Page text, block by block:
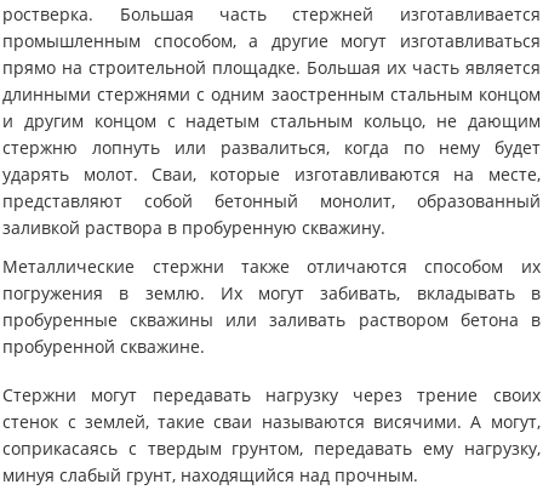
ростверка. Большая часть стержней изготавливается
промышленным способом, а другие могут изготавливаться
прямо на строительной площадке. Большая их часть является
длинными стержнями с одним заостренным стальным концом
и другим концом с надетым стальным кольцо, не дающим
стержню лопнуть или развалиться, когда по нему будет
ударять молот. Сваи, которые изготавливаются на месте,
представляют собой бетонный монолит, образованный
заливкой раствора в пробуренную скважину.
Металлические стержни также отличаются способом их
погружения в землю. Их могут забивать, вкладывать в
пробуренные скважины или заливать раствором бетона в
пробуренной скважине.
Стержни могут передавать нагрузку через трение своих
стенок с землей, такие сваи называются висячими. А могут,
соприкасаясь с твердым грунтом, передавать ему нагрузку,
минуя слабый грунт, находящийся над прочным.